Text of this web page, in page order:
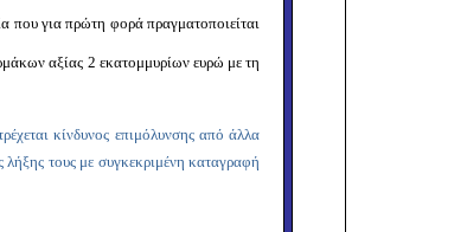
που για πρώτη φορά πραγματοποιείται
αξίας 2 εκατομμυρίων ευρώ με τη
κίνδυνος επιμόλυνσης από άλλα
λήξης τους με συγκεκριμένη καταγραφή